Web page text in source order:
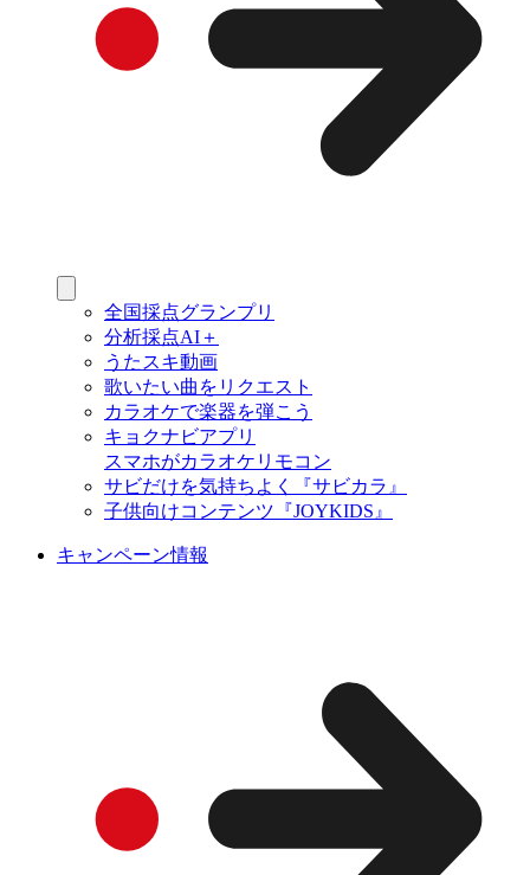
全国採点グランプリ
分析採点AI＋
うたスキ動画
歌いたい曲をリクエスト
カラオケで楽器を弾こう
キョクナビアプリ
スマホがカラオケリモコン
サビだけを気持ちよく『サビカラ』
子供向けコンテンツ『JOYKIDS』
キャンペーン情報